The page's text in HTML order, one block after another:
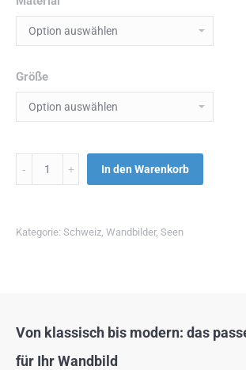
Größe
Menge In den Warenkorb
Kategorie: Schweiz Wandbilder, Seen
Von klassisch bis modern: das
für Ihr Wandbild